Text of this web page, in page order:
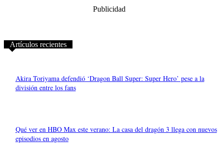
Publicidad
Artículos recientes
Akira Toriyama defendió ‘Dragon Ball Super: Super Hero’ pese a la
división entre los fans
Qué ver en HBO Max este verano: La casa del dragón 3 llega con nuevos
episodios en agosto